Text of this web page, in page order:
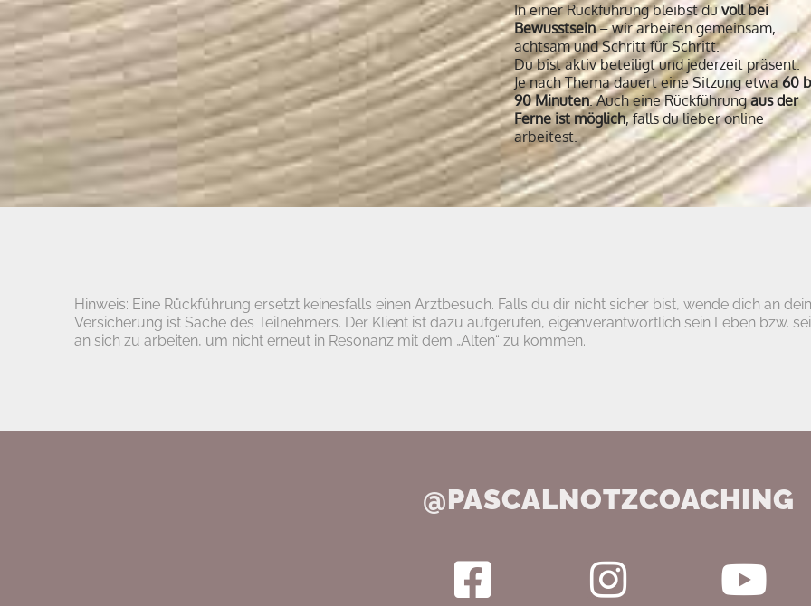
In einer Rückführung bleibst duvoll bei
Bewusstsein– wir arbeiten gemeinsam,
achtsam und Schritt für Schritt.
Du bist aktiv beteiligt und jederzeit präsent.
Je nach Thema dauert eine Sitzung etwa60
90 Minuten. Auch eine Rückführungaus der
Ferne ist möglich, falls du lieber online
arbeitest.
Hinweis: Eine Rückführung ersetzt keinesfalls einen Arztbesuch. Falls du dir nicht sicher bist, wende dich an
Versicherung ist Sache des Teilnehmers. Der Klient ist dazu aufgerufen, eigenverantwortlich sein Leben bzw.
an sich zu arbeiten, um nicht erneut in Resonanz mit dem „Alten“ zu kommen.
@PASCALNOTZCOACHING